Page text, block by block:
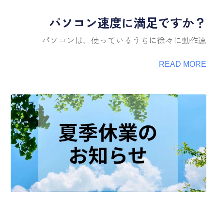
パソコン速度に満足ですか？
パソコンは、使っているうちに徐々に動作速
READ MORE